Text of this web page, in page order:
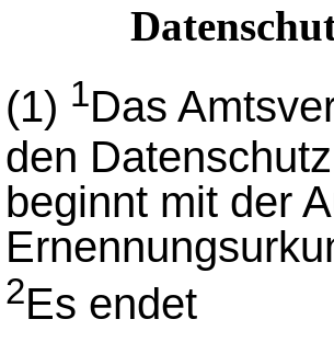
(1) 1Das
den
beginnt mit der
2Es endet